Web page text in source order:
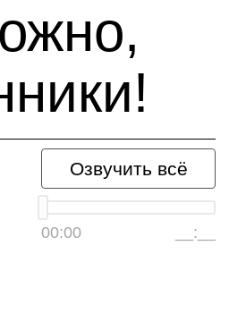
Озвучить всё
00:00 __:__